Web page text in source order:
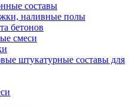
составы
наливные полы
бетонов
смеси
штукатурные составы для